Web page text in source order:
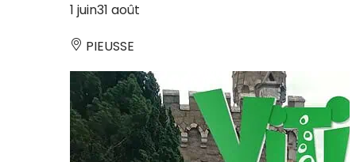
1 juin31 août
PIEUSSE